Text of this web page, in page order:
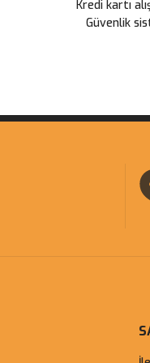
Kredi kartı
Güvenlik